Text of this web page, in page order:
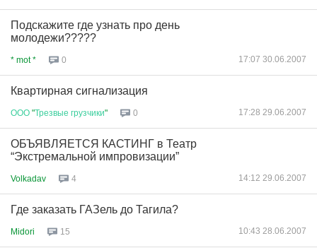
Подскажите где узнать про день
молодежи?????
* mot * 0 17:07 30.06.2007
Квартирная сигнализация
ООО "Трезвые грузчики" 0 17:28 29.06.2007
ОБЪЯВЛЯЕТСЯ КАСТИНГ в Театр
“Экстремальной импровизации”
Volkadav 4 14:12 29.06.2007
Где заказать ГАЗель до Тагила?
Midori 15 10:43 28.06.2007